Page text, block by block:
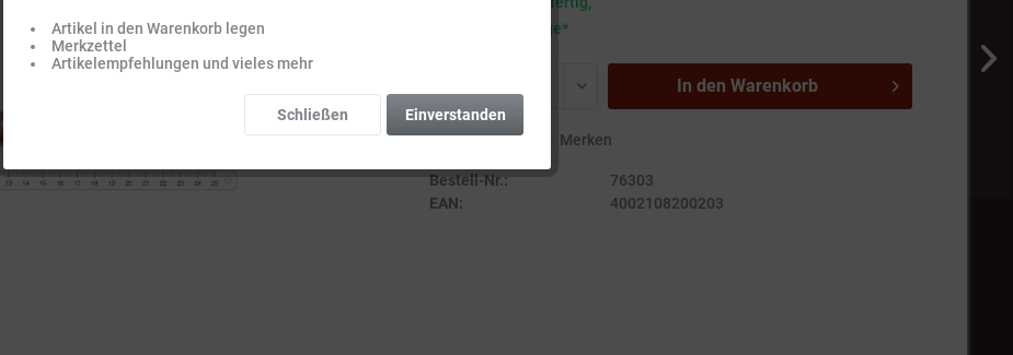
Lieferzeit 3-5 Tage*
In den Warenkorb
Vergleichen Merken
Bestell-Nr.:
76303
EAN:
4002108200203
Artikel in den Warenkorb legen
Merkzettel
Artikelempfehlungen und vieles mehr
Einverstanden
Schließen